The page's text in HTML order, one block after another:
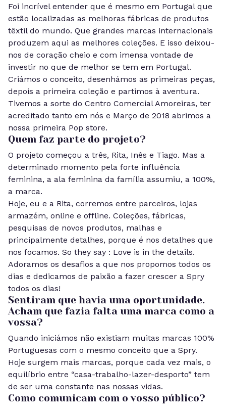
Foi incrível entender que é mesmo em Portugal que
estão localizadas as melhoras fábricas de produtos
têxtil do mundo. Que grandes marcas internacionais
produzem aqui as melhores coleções. E isso deixou-
nos de coração cheio e com imensa vontade de
investir no que de melhor se tem em Portugal.
Criámos o conceito, desenhámos as primeiras peças,
depois a primeira coleção e partimos à aventura.
Tivemos a sorte do Centro Comercial Amoreiras, ter
acreditado tanto em nós e Março de 2018 abrimos a
nossa primeira Pop store.
Quem faz parte do projeto?
O projeto começou a três, Rita, Inês e Tiago. Mas a
determinado momento pela forte influência
feminina, a ala feminina da família assumiu, a 100%,
a marca.
Hoje, eu e a Rita, corremos entre parceiros, lojas
armazém, online e offline. Coleções, fábricas,
pesquisas de novos produtos, malhas e
principalmente detalhes, porque é nos detalhes que
nos focamos. So they say : Love is in the details.
Adoramos os desafios a que nos propomos todos os
dias e dedicamos de paixão a fazer crescer a Spry
todos os dias!
Sentiram que havia uma oportunidade.
Acham que fazia falta uma marca como a
vossa?
Quando iniciámos não existiam muitas marcas 100%
Portuguesas com o mesmo conceito que a Spry.
Hoje surgem mais marcas, porque cada vez mais, o
equilíbrio entre “casa-trabalho-lazer-desporto” tem
de ser uma constante nas nossas vidas.
Como comunicam com o vosso público?